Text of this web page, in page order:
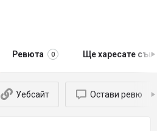
Ревюта 0 Ще харесате
Уебсайт Остави ревю